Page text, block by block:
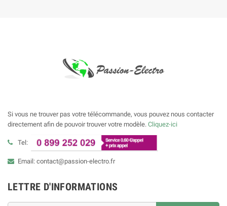
Si vous ne trouver pas votre télécommande, vous pouvez nous contacter
directement afin de pouvoir trouver votre modèle. Cliquez-ici
Tel:
Email: contact@passion-electro.fr
LETTRE D'INFORMATIONS